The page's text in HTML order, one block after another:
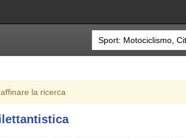
la ricerca